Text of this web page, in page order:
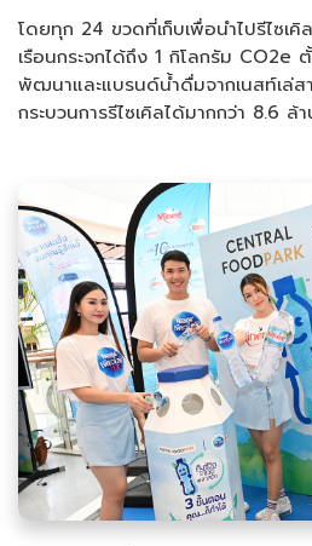
โดยทุก 24 ขวดที่เก็บเพื่อนำไปรีไซเ
เรือนกระจกได้ถึง 1 กิโลกรัม CO2e
พัฒนาและแบรนด์น้ำดื่มจากเนสท์เล่ส
กระบวนการรีไซเคิลได้มากกว่า 8.6 ล้